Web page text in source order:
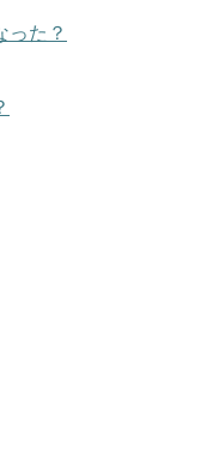
った？